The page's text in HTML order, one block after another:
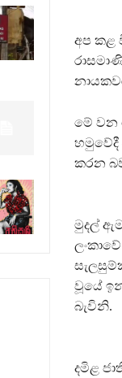
අප කළ
මේ වන
හමුවේදී
කරන
මුදල්
වූයේ
බැවිනි.
දමිළ